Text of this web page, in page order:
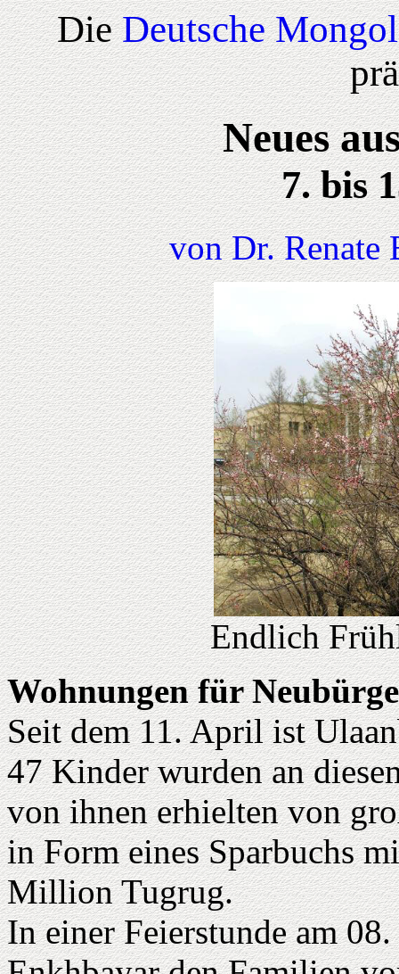
DieDeutsche
Neues
7. bis
von Dr. Renate
Endlich
Wohnungen für
Seit dem 11. April ist
47 Kinder wurden an
von ihnen erhielten von
in Form eines Sparbuchs
Million Tugrug.
In einer Feierstunde am